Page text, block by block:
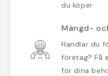
du köper.
Mängd-
Handlar du
företag? Få
för dina